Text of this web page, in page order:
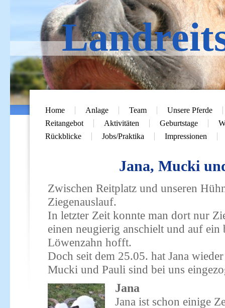
Home Anlage Team
Unsere Pferde
Reitangebot
Aktivitäten Geburtstage
Rückblicke
Jobs/Praktika Impressionen
Jana, Mucki
Zwischen Reitplatz und unseren
Ziegenauslauf.
In letzter Zeit konnte man dort nur
einen neugierig anschielt und auf ein
Löwenzahn hofft.
Doch seit dem 25.05. hat Jana
Mucki und Pauli sind bei uns
Jana
Jana ist schon einige